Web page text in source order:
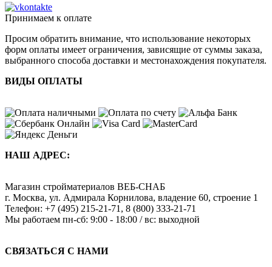
Принимаем к оплате
Просим обратить внимание, что использование некоторых
форм оплаты имеет ограничения, зависящие от суммы заказа,
выбранного способа доставки и местонахождения покупателя.
ВИДЫ ОПЛАТЫ
НАШ АДРЕС:
Магазин стройматериалов ВЕБ-СНАБ
г. Москва, ул. Адмирала Корнилова, владение 60, строение 1
Телефон: +7 (495) 215-21-71 , 8 (800) 333-21-71
Мы работаем пн-сб: 9:00 - 18:00 / вс: выходной
СВЯЗАТЬСЯ С НАМИ